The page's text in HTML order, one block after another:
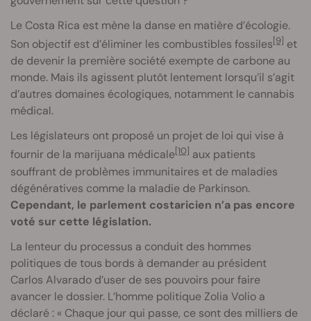
Le Costa Rica est mène la danse en matière d’écologie.
Son objectif est d’éliminer les combustibles fossiles[9] et
de devenir la première société exempte de carbone au
monde. Mais ils agissent plutôt lentement lorsqu’il s’agit
d’autres domaines écologiques, notamment le cannabis
médical.
Les législateurs ont proposé un projet de loi qui vise à
fournir de la marijuana médicale[10] aux patients
souffrant de problèmes immunitaires et de maladies
dégénératives comme la maladie de Parkinson.
Cependant, le parlement costaricien n’a pas encore
voté sur cette législation.
La lenteur du processus a conduit des hommes
politiques de tous bords à demander au président
Carlos Alvarado d’user de ses pouvoirs pour faire
avancer le dossier. L’homme politique Zolia Volio a
déclaré : « Chaque jour qui passe, ce sont des milliers de